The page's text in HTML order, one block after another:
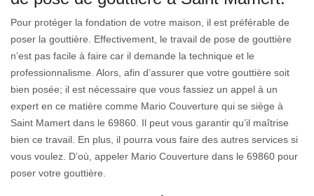
Pour protéger la fondation de votre maison, il est préférable de
poser la gouttière. Effectivement, le travail de pose de gouttière
n’est pas facile à faire car il demande la technique et le
professionnalisme. Alors, afin d’assurer que votre gouttière soit
bien posée; il est nécessaire que vous fassiez un appel à un
expert en ce matière comme Mario Couverture qui se siège à
Saint Mamert dans le 69860. Il peut vous garantir qu’il maîtrise
bien ce travail. En plus, il pourra vous faire des autres services si
vous voulez. D’où, appeler Mario Couverture dans le 69860 pour
poser votre gouttière.